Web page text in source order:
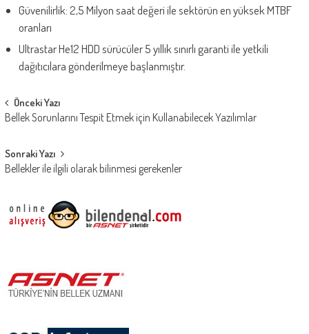
Güvenilirlik: 2,5 Milyon saat değeri ile sektörün en yüksek MTBF
oranları
Ultrastar He12 HDD sürücüler 5 yıllık sınırlı garanti ile yetkili
dağıtıcılara gönderilmeye başlanmıştır.
Post
navigation
Önceki Yazı
Bellek Sorunlarını Tespit Etmek için Kullanabilecek Yazılımlar
Sonraki Yazı
Bellekler ile ilgili olarak bilinmesi gerekenler